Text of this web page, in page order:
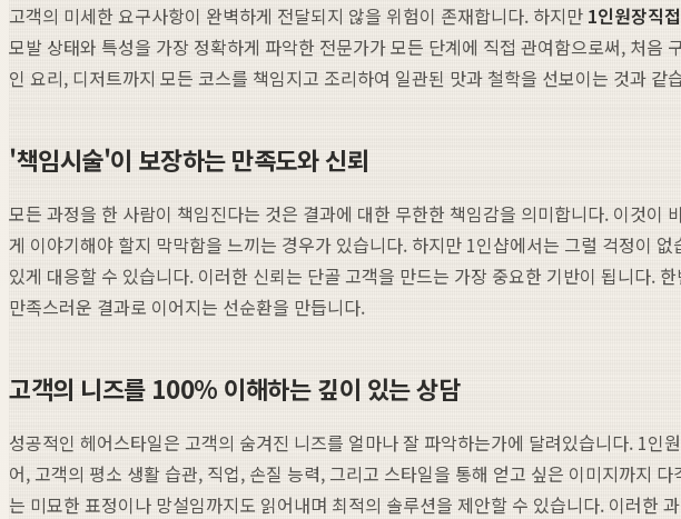
고객의 미세한 요구사항이 완벽하게 전달되지 않을 위험이 존재합니다. 하지만 1인원장직
모발 상태와 특성을 가장 정확하게 파악한 전문가가 모든 단계에 직접 관여함으로써, 처
인 요리, 디저트까지 모든 코스를 책임지고 조리하여 일관된 맛과 철학을 선보이는 것과 같
'책임시술'이 보장하는 만족도와 신뢰
모든 과정을 한 사람이 책임진다는 것은 결과에 대한 무한한 책임감을 의미합니다. 이것이
게 이야기해야 할지 막막함을 느끼는 경우가 있습니다. 하지만 1인샵에서는 그럴 걱정이
있게 대응할 수 있습니다. 이러한 신뢰는 단골 고객을 만드는 가장 중요한 기반이 됩니다.
만족스러운 결과로 이어지는 선순환을 만듭니다.
고객의 니즈를 100% 이해하는 깊이 있는 상담
성공적인 헤어스타일은 고객의 숨겨진 니즈를 얼마나 잘 파악하는가에 달려있습니다. 1
어, 고객의 평소 생활 습관, 직업, 손질 능력, 그리고 스타일을 통해 얻고 싶은 이미지까지
는 미묘한 표정이나 망설임까지도 읽어내며 최적의 솔루션을 제안할 수 있습니다. 이러한